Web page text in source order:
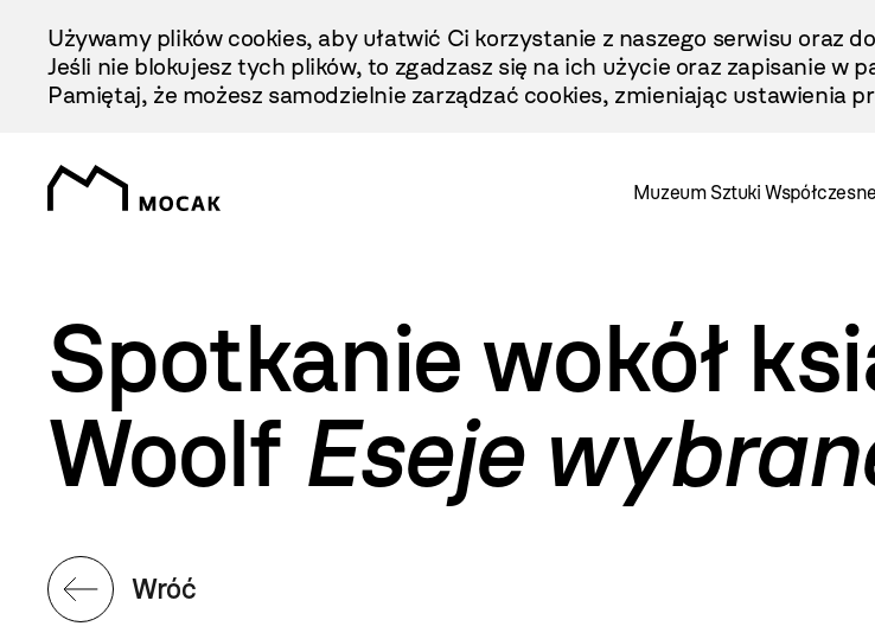
Treści
Używamy plików cookies, aby ułatwić Ci korzystanie z naszego serwisu oraz
Jeśli nie blokujesz tych plików, to zgadzasz się na ich użycie oraz zapisanie w
Pamiętaj, że możesz samodzielnie zarządzać cookies, zmieniając ustawienia
Muzeum Sztuki
Spotkanie wokół
Woolf Eseje
Wróć